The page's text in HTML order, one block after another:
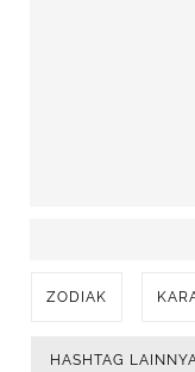
ZODIAK
HASHTAG